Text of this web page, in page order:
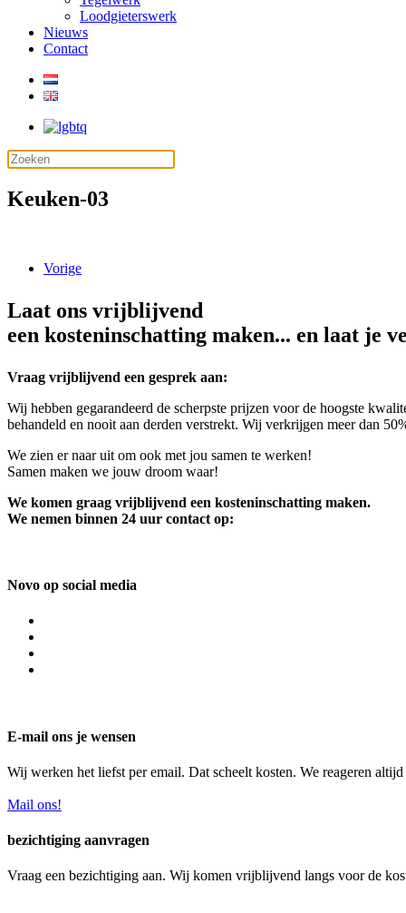
Loodgieterswerk
Nieuws
Contact
Keuken-03
Vorige
Laat ons vrijblijvend
een kosteninschatting maken... en laat je
Vraag vrijblijvend een gesprek aan:
Wij hebben gegarandeerd de scherpste prijzen voor de hoogste
behandeld en nooit aan derden verstrekt. Wij verkrijgen meer dan
We zien er naar uit om ook met jou samen te werken!
Samen maken we jouw droom waar!
We komen graag vrijblijvend een kosteninschatting maken.
We nemen binnen 24 uur contact op:
Novo op social media
E-mail ons je wensen
Wij werken het liefst per email. Dat scheelt kosten. We reageren
Mail ons!
bezichtiging aanvragen
Vraag een bezichtiging aan. Wij komen vrijblijvend langs voor de